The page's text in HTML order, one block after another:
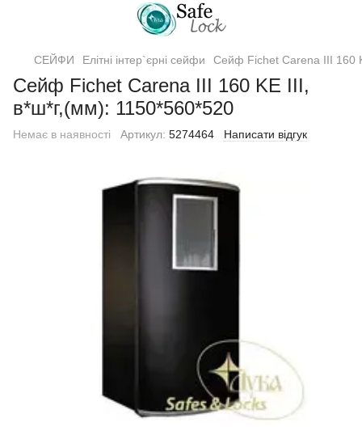
СЕЙФИ Елітні інтер`єрні сейфи Сейф Fichet Carena III 160
Сейф Fichet Carena III 160 KE III,
в*ш*г,(мм): 1150*560*520
Немає в наявності Артикул: 5274464 Написати відгук